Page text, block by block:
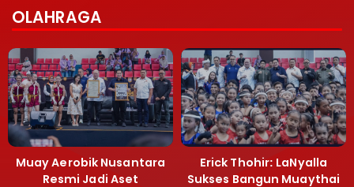
OLAHRAGA
Muay Aerobik Nusantara
Resmi Jadi Aset
Erick Thohir: LaNyalla
Sukses Bangun Muaythai